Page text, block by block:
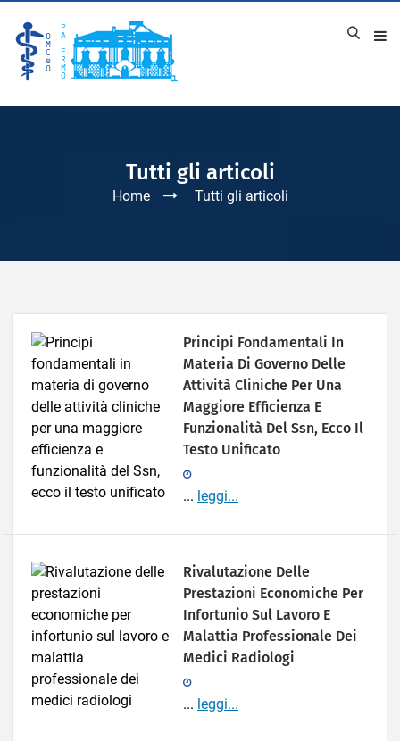
Tutti gli articoli
Home Tutti gli articoli
Principi Fondamentali In
Materia Di Governo Delle
Attività Cliniche Per Una
Maggiore Efficienza E
Funzionalità Del Ssn, Ecco Il
Testo Unificato
... leggi...
Rivalutazione Delle
Prestazioni Economiche Per
Infortunio Sul Lavoro E
Malattia Professionale Dei
Medici Radiologi
... leggi...